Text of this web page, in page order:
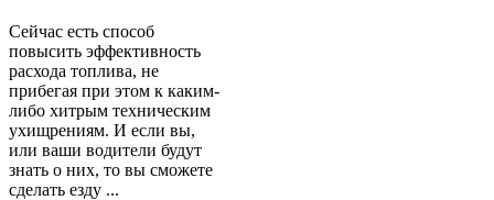
Сейчас есть способ
повысить эффективность
расхода топлива, не
прибегая при этом к каким-
либо хитрым техническим
ухищрениям. И если вы,
или ваши водители будут
знать о них, то вы сможете
сделать езду ...